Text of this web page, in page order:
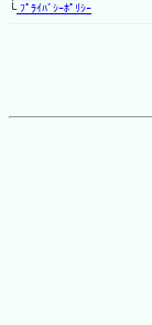
└ﾌﾟﾗｲﾊﾞｼｰﾎﾟﾘｼｰ